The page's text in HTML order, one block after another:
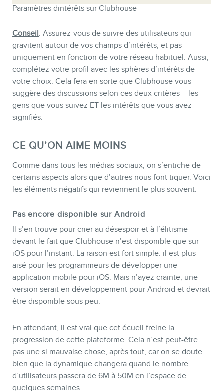
Paramètres dintérêts sur Clubhouse
Conseil : Assurez-vous de suivre des utilisateurs qui
gravitent autour de vos champs d’intérêts, et pas
uniquement en fonction de votre réseau habituel. Aussi,
complétez votre profil avec les sphères d’intérêts de
votre choix. Cela fera en sorte que Clubhouse vous
suggère des discussions selon ces deux critères – les
gens que vous suivez ET les intérêts que vous avez
signifiés.
CE QU’ON AIME MOINS
Comme dans tous les médias sociaux, on s’entiche de
certains aspects alors que d’autres nous font tiquer. Voici
les éléments négatifs qui reviennent le plus souvent.
Pas encore disponible sur Android
Il s’en trouve pour crier au désespoir et à l’élitisme
devant le fait que Clubhouse n’est disponible que sur
iOS pour l’instant. La raison est fort simple: il est plus
aisé pour les programmeurs de développer une
application mobile pour iOS. Mais n’ayez crainte, une
version serait en développement pour Android et devrait
être disponible sous peu.
En attendant, il est vrai que cet écueil freine la
progression de cette plateforme. Cela n’est peut-être
pas une si mauvaise chose, après tout, car on se doute
bien que la dynamique changera quand le nombre
d’utilisateurs passera de 6M à 50M en l’espace de
quelques semaines…